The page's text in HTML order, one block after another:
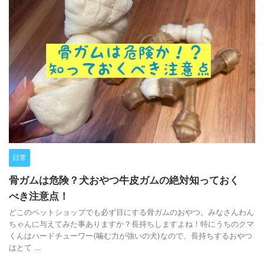
日常
骨ガムは危険？犬おやつ牛皮ガムの絶対知っておく
べき注意点！
どこのペットショップでも必ず目にする骨ガムのおやつ。みなさんわん
ちゃんに与えてみた事ありますか？長持ちしますよね！特にうちのクマ
くんはハードチューワー(噛む力が強いの犬)なので、長持ちするおやつ
はとて ...